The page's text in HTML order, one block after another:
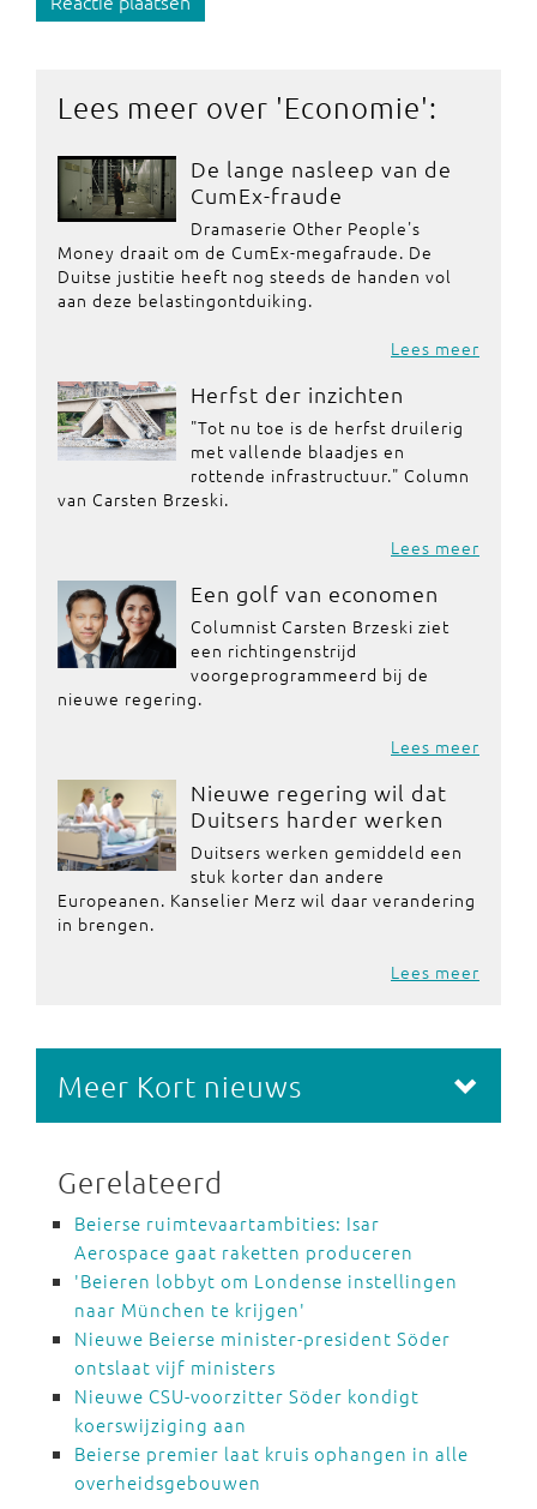
Lees meer over 'Economie':
De lange nasleep van de
CumEx-fraude
Dramaserie Other People's
Money draait om de CumEx-megafraude. De
Duitse justitie heeft nog steeds de handen vol
aan deze belastingontduiking.
Lees meer
Herfst der inzichten
"Tot nu toe is de herfst druilerig
met vallende blaadjes en
rottende infrastructuur." Column
van Carsten Brzeski.
Lees meer
Een golf van economen
Columnist Carsten Brzeski ziet
een richtingenstrijd
voorgeprogrammeerd bij de
nieuwe regering.
Lees meer
Nieuwe regering wil dat
Duitsers harder werken
Duitsers werken gemiddeld een
stuk korter dan andere
Europeanen. Kanselier Merz wil daar verandering
in brengen.
Lees meer
Meer Kort nieuws
Gerelateerd
Beierse ruimtevaartambities: Isar
Aerospace gaat raketten produceren
'Beieren lobbyt om Londense instellingen
naar München te krijgen'
Nieuwe Beierse minister-president Söder
ontslaat vijf ministers
Nieuwe CSU-voorzitter Söder kondigt
koerswijziging aan
Beierse premier laat kruis ophangen in alle
overheidsgebouwen